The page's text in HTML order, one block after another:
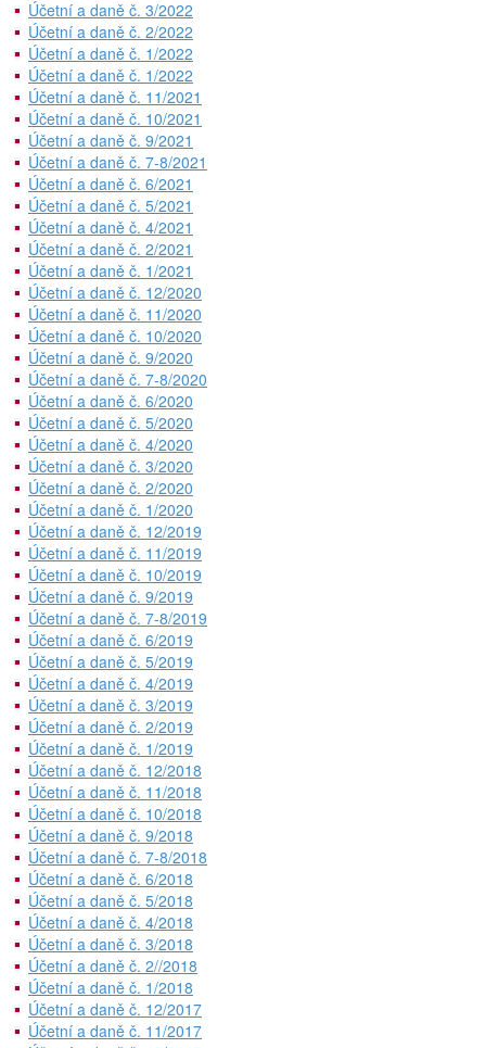
Účetní a daně č. 3/2022
Účetní a daně č. 2/2022
Účetní a daně č. 1/2022
Účetní a daně č. 1/2022
Účetní a daně č. 11/2021
Účetní a daně č. 10/2021
Účetní a daně č. 9/2021
Účetní a daně č. 7-8/2021
Účetní a daně č. 6/2021
Účetní a daně č. 5/2021
Účetní a daně č. 4/2021
Účetní a daně č. 2/2021
Účetní a daně č. 1/2021
Účetní a daně č. 12/2020
Účetní a daně č. 11/2020
Účetní a daně č. 10/2020
Účetní a daně č. 9/2020
Účetní a daně č. 7-8/2020
Účetní a daně č. 6/2020
Účetní a daně č. 5/2020
Účetní a daně č. 4/2020
Účetní a daně č. 3/2020
Účetní a daně č. 2/2020
Účetní a daně č. 1/2020
Účetní a daně č. 12/2019
Účetní a daně č. 11/2019
Účetní a daně č. 10/2019
Účetní a daně č. 9/2019
Účetní a daně č. 7-8/2019
Účetní a daně č. 6/2019
Účetní a daně č. 5/2019
Účetní a daně č. 4/2019
Účetní a daně č. 3/2019
Účetní a daně č. 2/2019
Účetní a daně č. 1/2019
Účetní a daně č. 12/2018
Účetní a daně č. 11/2018
Účetní a daně č. 10/2018
Účetní a daně č. 9/2018
Účetní a daně č. 7-8/2018
Účetní a daně č. 6/2018
Účetní a daně č. 5/2018
Účetní a daně č. 4/2018
Účetní a daně č. 3/2018
Účetní a daně č. 2//2018
Účetní a daně č. 1/2018
Účetní a daně č. 12/2017
Účetní a daně č. 11/2017